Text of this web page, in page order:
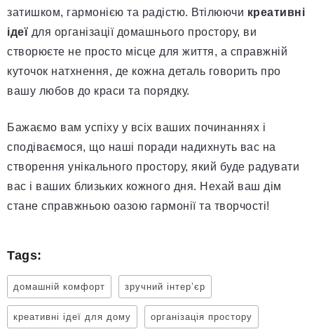
затишком, гармонією та радістю. Втілюючи креативні
ідеї для організації домашнього простору, ви
створюєте не просто місце для життя, а справжній
куточок натхнення, де кожна деталь говорить про
вашу любов до краси та порядку.
Бажаємо вам успіху у всіх ваших починаннях і
сподіваємося, що наші поради надихнуть вас на
створення унікального простору, який буде радувати
вас і ваших близьких кожного дня. Нехай ваш дім
стане справжньою оазою гармонії та творчості!
Tags:
домашній комфорт зручний інтер’єр
креативні ідеї для дому організація простору